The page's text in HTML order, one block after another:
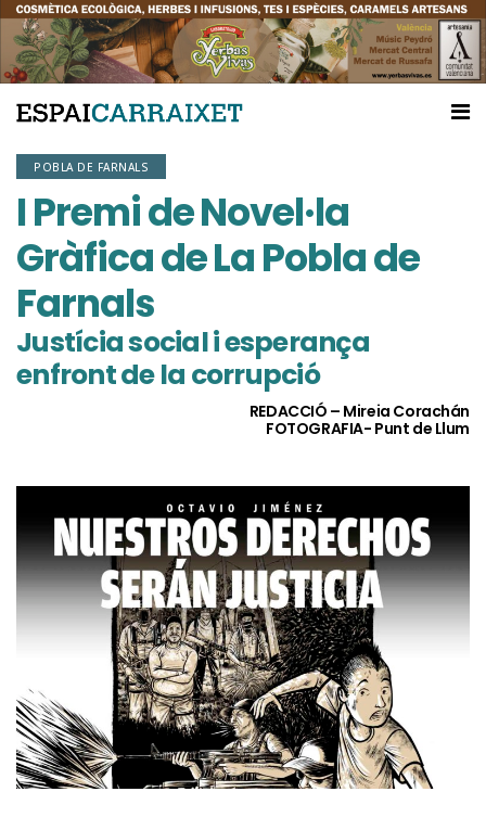
POBLA DE FARNALS
I Premi de Novel·la
Gràfica de La Pobla de
Farnals
Justícia social i esperança
enfront de la corrupció
REDACCIÓ – Mireia Corachán
FOTOGRAFIA- Punt de Llum